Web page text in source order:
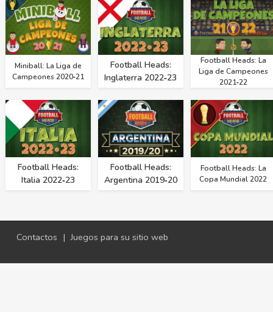
Miniball: La Liga de
Campeones 2020‑21
Football Heads:
Inglaterra 2022‑23
Football Heads: La
Liga de Campeones
2021‑22
Football Heads:
Italia 2022‑23
Football Heads:
Argentina 2019‑20
Football Heads: La
Copa Mundial 2022
Contactos | Juegos para su sitio web